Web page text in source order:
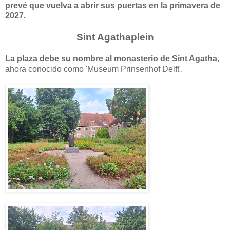
prevé que vuelva a abrir sus puertas en la primavera de
2027.
Sint Agathaplein
La plaza debe su nombre al monasterio de Sint Agatha,
ahora conocido como 'Museum Prinsenhof Delft'.